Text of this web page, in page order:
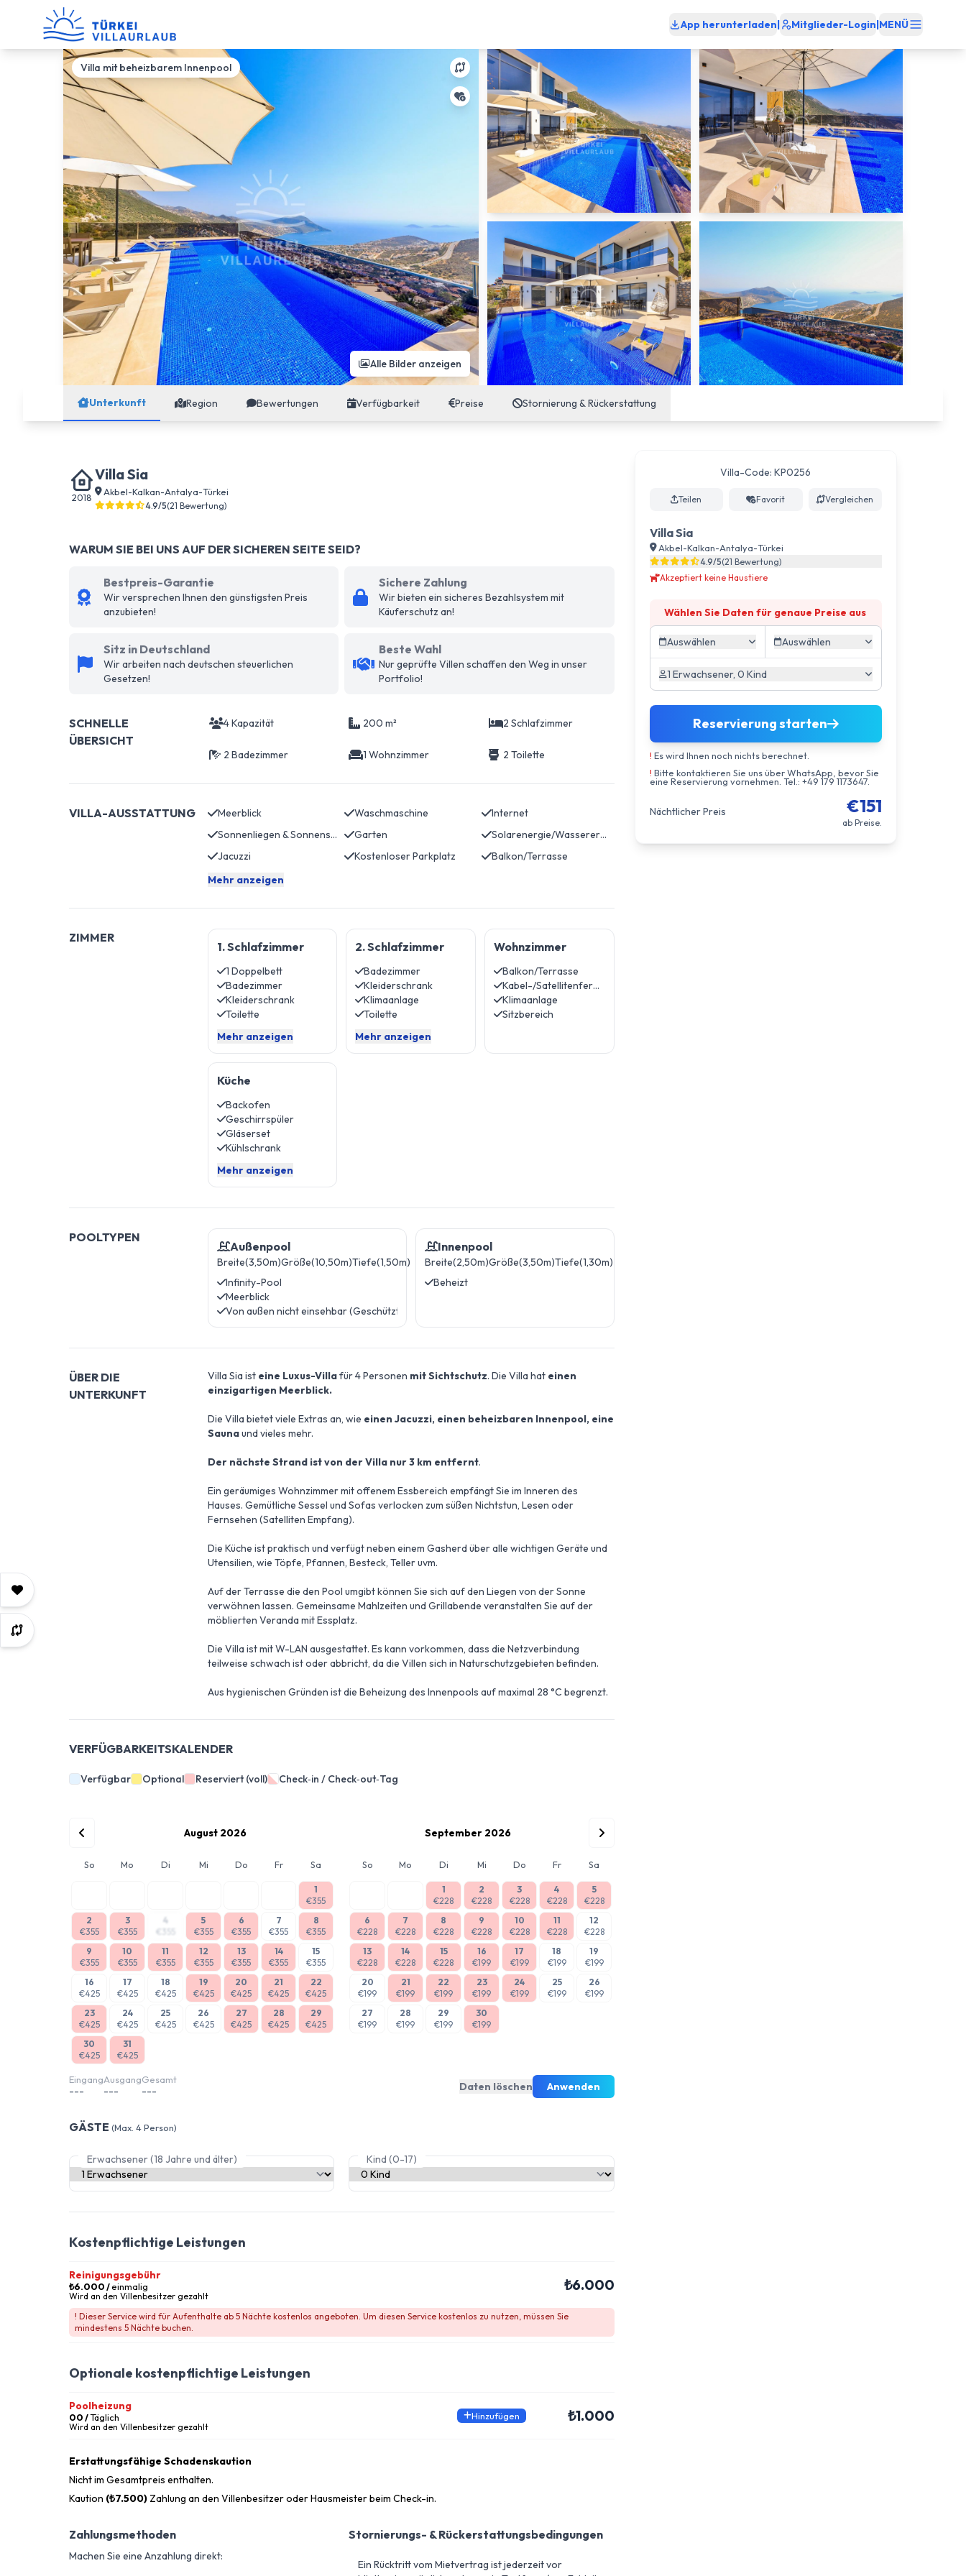
App herunterladen| Mitglieder-Login|MENÜ
Villa mit beheizbarem Innenpool
Alle Bilder anzeigen
Unterkunft Region Bewertungen Verfügbarkeit Preise Stornierung & Rückerstattung
2018
Villa Sia
Akbel-Kalkan-Antalya-Türkei
4.9/5(21 Bewertung)
WARUM SIE BEI UNS AUF DER SICHEREN SEITE SEID?
Bestpreis-Garantie
Wir versprechen Ihnen den günstigsten Preis
anzubieten!
Sichere Zahlung
Wir bieten ein sicheres Bezahlsystem mit
Käuferschutz an!
Sitz in Deutschland
Wir arbeiten nach deutschen steuerlichen
Gesetzen!
Beste Wahl
Nur geprüfte Villen schaffen den Weg in unser
Portfolio!
SCHNELLE
ÜBERSICHT
4 Kapazität 200 m² 2 Schlafzimmer
2 Badezimmer 1 Wohnzimmer 2 Toilette
VILLA-AUSSTATTUNG Meerblick Waschmaschine
Internet
Sonnenliegen & Sonnenschirme
Garten
Solarenergie/Wassererwärmung
Jacuzzi
Kostenloser Parkplatz
Balkon/Terrasse
Mehr anzeigen
ZIMMER
1. Schlafzimmer
1 Doppelbett
Badezimmer
Kleiderschrank
Toilette
Mehr anzeigen
2. Schlafzimmer
Badezimmer
Kleiderschrank
Klimaanlage
Toilette
Mehr anzeigen
Wohnzimmer
Balkon/Terrasse
Kabel-/Satellitenfernsehen
Klimaanlage
Sitzbereich
Küche
Backofen
Geschirrspüler
Gläserset
Kühlschrank
Mehr anzeigen
POOLTYPEN
Außenpool
Breite(3,50m)Größe(10,50m)Tiefe(1,50m)
Infinity-Pool
Meerblick
Von außen nicht einsehbar (Geschützt)
Innenpool
Breite(2,50m)Größe(3,50m)Tiefe(1,30m)
Beheizt
ÜBER DIE
UNTERKUNFT
Villa Sia ist eine Luxus-Villafür 4 Personen mit Sichtschutz. Die Villa hat einen
einzigartigen Meerblick.
Die Villa bietet viele Extras an, wie einen Jacuzzi, einen beheizbaren Innenpool, eine
Saunaund vieles mehr.
Der nächste Strand ist von der Villa nur 3 km entfernt.
Ein geräumiges Wohnzimmer mit offenem Essbereich empfängt Sie im Inneren des
Hauses. Gemütliche Sessel und Sofas verlocken zum süßen Nichtstun, Lesen oder
Fernsehen (Satelliten Empfang).
Die Küche ist praktisch und verfügt neben einem Gasherd über alle wichtigen Geräte und
Utensilien, wie Töpfe, Pfannen, Besteck, Teller uvm.
Auf der Terrasse die den Pool umgibt können Sie sich auf den Liegen von der Sonne
verwöhnen lassen. Gemeinsame Mahlzeiten und Grillabende veranstalten Sie auf der
möblierten Veranda mit Essplatz.
Die Villa ist mit W-LAN ausgestattet. Es kann vorkommen, dass die Netzverbindung
teilweise schwach ist oder abbricht, da die Villen sich in Naturschutzgebieten befinden.
Aus hygienischen Gründen ist die Beheizung des Innenpools auf maximal 28 °C begrenzt.
VERFÜGBARKEITSKALENDER
Verfügbar Optional Reserviert (voll) Check‑in / Check‑out‑Tag
August 2026
So Mo Di Mi Do Fr Sa
1
€355
2
€355
3
€355
4
€355
5
€355
6
€355
7
€355
8
€355
9
€355
10
€355
11
€355
12
€355
13
€355
14
€355
15
€355
16
€425
17
€425
18
€425
19
€425
20
€425
21
€425
22
€425
23
€425
24
€425
25
€425
26
€425
27
€425
28
€425
29
€425
30
€425
31
€425
September 2026
So Mo Di Mi Do Fr Sa
1
€228
2
€228
3
€228
4
€228
5
€228
6
€228
7
€228
8
€228
9
€228
10
€228
11
€228
12
€228
13
€228
14
€228
15
€228
16
€199
17
€199
18
€199
19
€199
20
€199
21
€199
22
€199
23
€199
24
€199
25
€199
26
€199
27
€199
28
€199
29
€199
30
€199
Eingang
---
Ausgang
---
Gesamt
--- Daten löschen Anwenden
GÄSTE (Max. 4 Person)
Erwachsener (18 Jahre und älter) Kind (0-17)
Kostenpflichtige Leistungen
Reinigungsgebühr
₺6.000/einmalig
Wird an den Villenbesitzer gezahlt
₺6.000
! Dieser Service wird für Aufenthalte ab 5 Nächte kostenlos angeboten. Um diesen Service kostenlos zu nutzen, müssen Sie
mindestens 5 Nächte buchen.
Optionale kostenpflichtige Leistungen
Poolheizung
00 /Täglich
Wird an den Villenbesitzer gezahlt
Hinzufügen ₺1.000
Erstattungsfähige Schadenskaution
Nicht im Gesamtpreis enthalten.
Kaution (₺7.500) Zahlung an den Villenbesitzer oder Hausmeister beim Check-in.
Zahlungsmethoden
Machen Sie eine Anzahlung direkt:
Stornierungs- & Rückerstattungsbedingungen
Ein Rücktritt vom Mietvertrag ist jederzeit vor
Villa-Code: KP0256
Teilen Favorit Vergleichen
Villa Sia
Akbel-Kalkan-Antalya-Türkei
4.9/5(21 Bewertung)
Akzeptiert keine Haustiere
Wählen Sie Daten für genaue Preise aus
Auswählen Auswählen
1 Erwachsener, 0 Kind
Reservierung starten
! Es wird Ihnen noch nichts berechnet.
! Bitte kontaktieren Sie uns über WhatsApp, bevor Sie
eine Reservierung vornehmen. Tel.: +49 179 1173647.
Nächtlicher Preis €151
ab Preise.